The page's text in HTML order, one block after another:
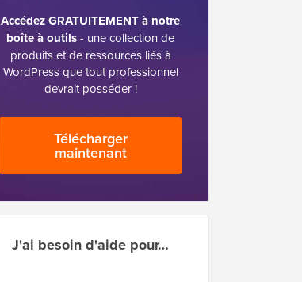
Accédez GRATUITEMENT à notre
boîte à outils- une collection de
produits et de ressources liés à
WordPress que tout professionnel
devrait posséder !
Télécharger
maintenant
J'ai besoin d'aide pour…